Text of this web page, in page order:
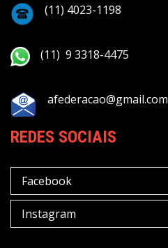
(11) 4023-1198
(11) 9 3318-4475
afederacao@gmail.com
REDES SOCIAIS
Facebook
Instagram